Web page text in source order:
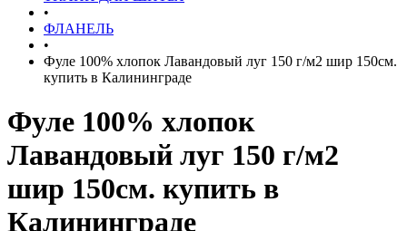
•
ФЛАНЕЛЬ
•
Фуле 100% хлопок Лавандовый луг 150 г/м2 шир 150см.
купить в Калининграде
Фуле 100% хлопок
Лавандовый луг 150 г/м2
шир 150см. купить в
Калининграде